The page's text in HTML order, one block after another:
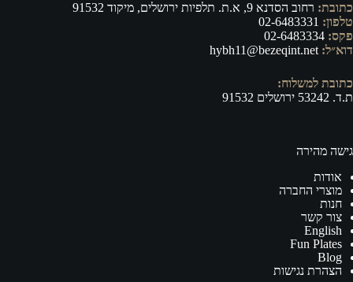
כתובת: רחוב הסדנא 9, א.ת. תלפיות ירושלים, מיקוד 91532
טלפון: 02-6483331
פקס:
דוא״ל: hybh11@bezeqint.net
כתובת למשלוח:
ת.ד. 53242 ירושלים 91532
גישה מהירה
אודות
מוצרי החברה
חנות
צור קשר
English
Fun Plates
Blog
הצהרת נגישות